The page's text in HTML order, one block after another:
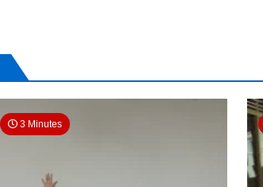
3 Minutes